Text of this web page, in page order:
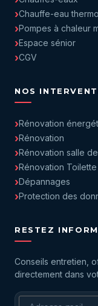
Chauffe-eau
Pompes à chaleur
Espace sénior
CGV
NOS
Rénovation
Rénovation
Rénovation salle
Rénovation Toilette
Dépannages
Protection des
RESTEZ
Conseils entretien,
directement dans